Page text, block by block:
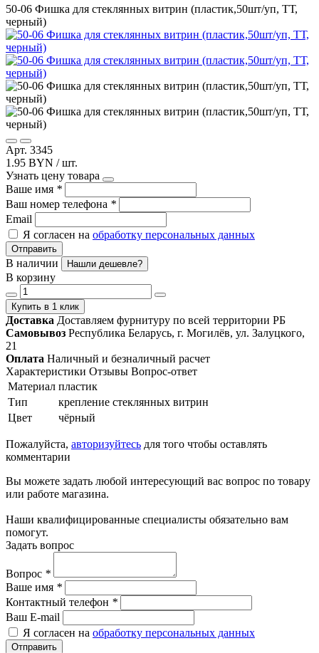
50-06 Фишка для стеклянных витрин (пластик,50шт/уп, ТТ,
черный)
Арт. 3345
1.95 BYN / шт.
Узнать цену товара
Ваше имя *
Ваш номер телефона *
Email
Я согласен на обработку персональных данных
Отправить
В наличии Нашли дешевле?
В корзину
Купить в 1 клик
Доставка Доставляем фурнитуру по всей территории РБ
Самовывоз Республика Беларусь, г. Могилёв, ул. Залуцкого,
21
Оплата Наличный и безналичный расчет
Характеристики Отзывы Вопрос-ответ
Материал пластик
Тип
крепление стеклянных витрин
Цвет
чёрный
Пожалуйста, авторизуйтесь для того чтобы оставлять
комментарии
Вы можете задать любой интересующий вас вопрос по товару
или работе магазина.
Наши квалифицированные специалисты обязательно вам
помогут.
Задать вопрос
Вопрос *
Ваше имя *
Контактный телефон *
Ваш E-mail
Я согласен на обработку персональных данных
Отправить